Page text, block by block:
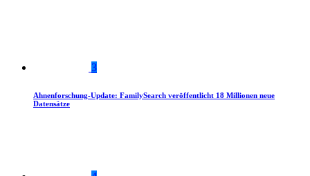
3
Ahnenforschung-Update: FamilySearch veröffentlicht 18 Millionen neue
Datensätze